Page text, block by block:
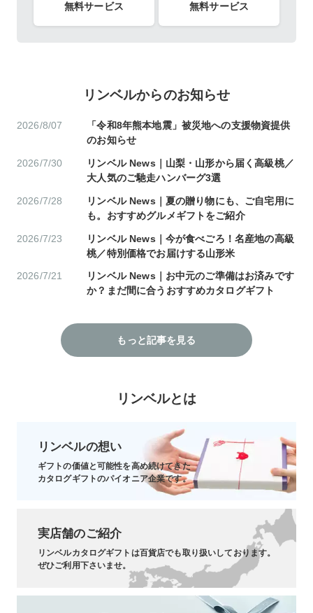
無料サービス
無料サービス
リンベルからのお知らせ
2026/8/07
「令和8年熊本地震」被災地への支援物資提供
のお知らせ
2026/7/30
リンベル News｜山梨・山形から届く高級桃／
大人気のご馳走ハンバーグ3選
2026/7/28
リンベル News｜夏の贈り物にも、ご自宅用に
も。おすすめグルメギフトをご紹介
2026/7/23
リンベル News｜今が食べごろ！名産地の高級
桃／特別価格でお届けする山形米
2026/7/21
リンベル News｜お中元のご準備はお済みです
か？まだ間に合うおすすめカタログギフト
もっと記事を見る
リンベルとは
リンベルの想い
ギフトの価値と可能性を高め続けてきた
カタログギフトのパイオニア企業です。
実店舗のご紹介
リンベルカタログギフトは百貨店でも取り扱いしております。
ぜひご利用下さいませ。